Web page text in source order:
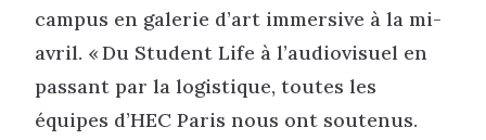
campus en galerie d’art immersive à la mi-
avril. « Du Student Life à l’audiovisuel en
passant par la logistique, toutes les
équipes d’HEC Paris nous ont soutenus.